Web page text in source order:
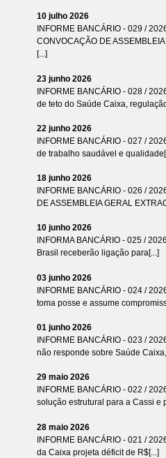
10 julho 2026
INFORME BANCÁRIO - 029 /
CONVOCAÇÃO DE
[...]
23 junho 2026
INFORME BANCÁRIO - 028 /
de teto do Saúde Caixa,
22 junho 2026
INFORME BANCÁRIO - 027 /
de trabalho saudável e
18 junho 2026
INFORME BANCÁRIO - 026 /
DE ASSEMBLEIA GERAL
10 junho 2026
INFORMA BANCÁRIO - 025 /
Brasil receberão ligação para[...]
03 junho 2026
INFORME BANCÁRIO - 024 /
toma posse e assume
01 junho 2026
INFORME BANCÁRIO - 023 /
não responde sobre Saúde
29 maio 2026
INFORME BANCÁRIO - 022 /
solução estrutural para a Cassi e
28 maio 2026
INFORME BANCÁRIO - 021 /
da Caixa projeta déficit de R$[...]